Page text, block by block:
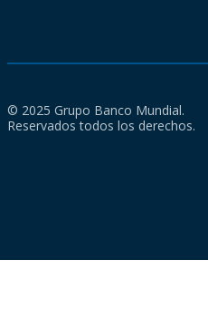
© 2025 Grupo Banco Mundial.
Reservados todos los derechos.